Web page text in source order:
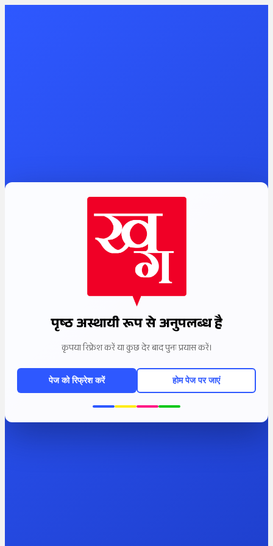
पृष्ठ अस्थायी रूप से अनुपलब्ध है
कृपया रिफ्रेश करें या कुछ देर बाद पुनः प्रयास करें।
पेज को रिफ्रेश करें होम पेज पर जाएं